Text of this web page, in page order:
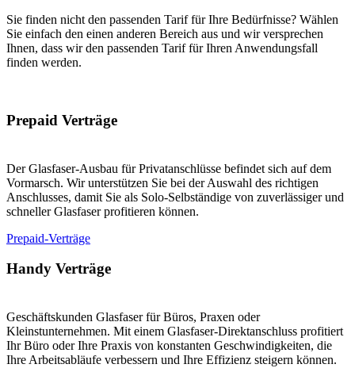
Sie finden nicht den passenden Tarif für Ihre Bedürfnisse? Wählen
Sie einfach den einen anderen Bereich aus und wir versprechen
Ihnen, dass wir den passenden Tarif für Ihren Anwendungsfall
finden werden.
Prepaid Verträge
Der Glasfaser-Ausbau für Privatanschlüsse befindet sich auf dem
Vormarsch. Wir unterstützen Sie bei der Auswahl des richtigen
Anschlusses, damit Sie als Solo-Selbständige von zuverlässiger und
schneller Glasfaser profitieren können.
Prepaid-Verträge
Handy Verträge
Geschäftskunden Glasfaser für Büros, Praxen oder
Kleinstunternehmen. Mit einem Glasfaser-Direktanschluss profitiert
Ihr Büro oder Ihre Praxis von konstanten Geschwindigkeiten, die
Ihre Arbeitsabläufe verbessern und Ihre Effizienz steigern können.